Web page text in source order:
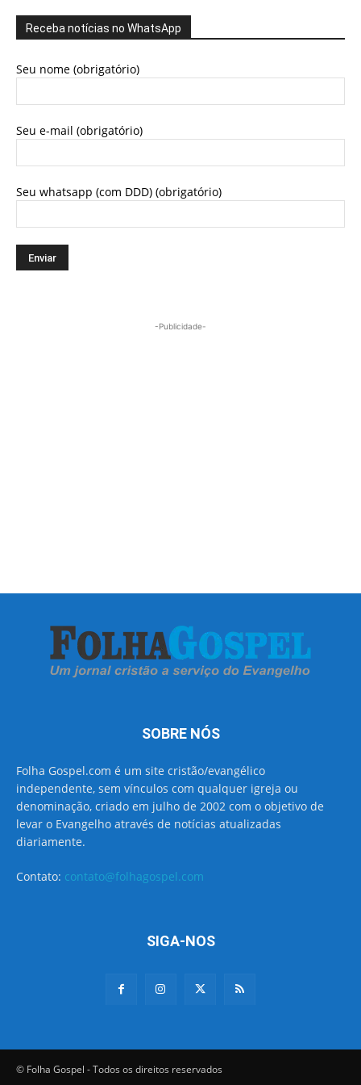
Receba notícias no WhatsApp
Seu nome (obrigatório)
Seu e-mail (obrigatório)
Seu whatsapp (com DDD) (obrigatório)
-Publicidade-
SOBRE NÓS
Folha Gospel.com é um site cristão/evangélico
independente, sem vínculos com qualquer igreja ou
denominação, criado em julho de 2002 com o objetivo de
levar o Evangelho através de notícias atualizadas
diariamente.
Contato: contato@folhagospel.com
SIGA-NOS
© Folha Gospel - Todos os direitos reservados